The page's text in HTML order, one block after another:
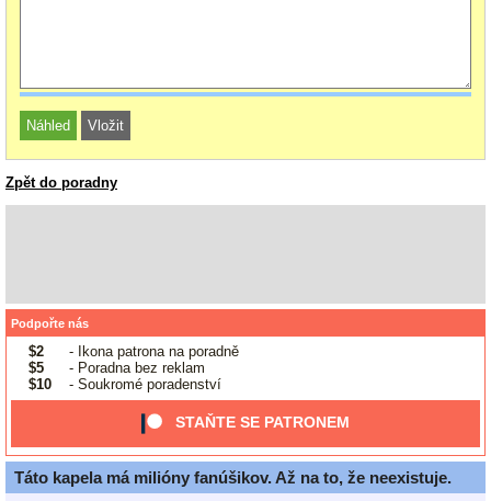
Zpět do poradny
Podpořte nás
$2
- Ikona patrona na poradně
$5
- Poradna bez reklam
$10
- Soukromé poradenství
STAŇTE SE PATRONEM
Táto kapela má milióny fanúšikov. Až na to, že neexistuje.